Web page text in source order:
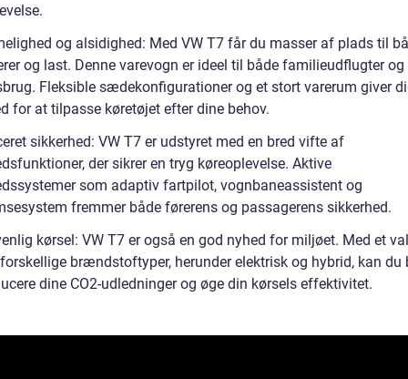
og alsidighed: Med VW T7 får du masser af plads til
og last. Denne varevogn er ideel til både familieudflugter og
Fleksible sædekonfigurationer og et stort varerum giver
for at tilpasse køretøjet efter dine behov.
sikkerhed: VW T7 er udstyret med en bred vifte af
der sikrer en tryg køreoplevelse. Aktive
som adaptiv fartpilot, vognbaneassistent og
fremmer både førerens og passagerens sikkerhed.
kørsel: VW T7 er også en god nyhed for miljøet. Med et
brændstoftyper, herunder elektrisk og hybrid, kan du
dine CO2-udledninger og øge din kørsels effektivitet.